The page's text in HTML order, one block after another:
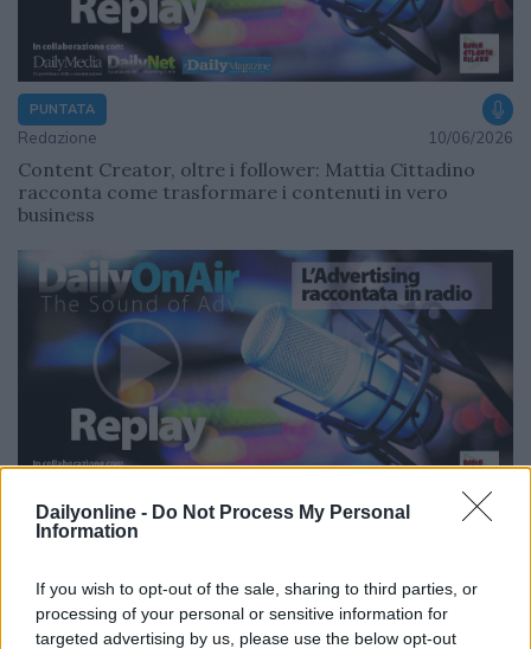
Dailyonline - Do Not Process My Personal
Information
If you wish to opt-out of the sale, sharing to third parties, or
processing of your personal or sensitive information for
targeted advertising by us, please use the below opt-out
PUNTATA
Redazione 10/06/2026
Content Creator, oltre i follower: Mattia Cittadino
racconta come trasformare i contenuti in vero
business
PUNTATA
Il welfare aziendale diventa fintech: semplice,
accessibile, universale. Ne parliamo con Giorgio
Seveso, CEO e co-founder di Tundr